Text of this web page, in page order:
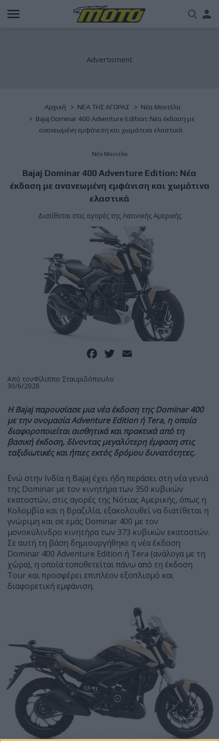
Παράκαμψη
προς
Breadcrumb
Αρχική NΕΑ ΤΗΣ ΑΓΟΡΑΣ
Νέα Μοντέλα
Bajaj Dominar 400 Adventure Edition: Νέα έκδοση με
ανανεωμένη εμφάνιση και χωμάτινα ελαστικά
Νέα Μοντέλα
Bajaj Dominar 400 Adventure Edition: Νέα
έκδοση με ανανεωμένη εμφάνιση και χωμάτινα
ελαστικά
Διατίθεται στις αγορές της Λατινικής Αμερικής
Facebook
Twitter
Από τονΦίλιππο Σταυριδόπουλο
30/6/2026
Η Bajaj παρουσίασε μια νέα έκδοση της Dominar 400
με την ονομασία Adventure Edition ή Tera, η οποία
διαφοροποιείται αισθητικά και πρακτικά από τη
βασική έκδοση, δίνοντας μεγαλύτερη έμφαση στις
ταξιδιωτικές και ήπιες εκτός δρόμου δυνατότητες.
Ενώ στην Ινδία η Bajaj έχει ήδη περάσει στη νέα γενιά
της Dominar με τον κινητήρα των 350 κυβικών
εκατοστών, στις αγορές της Νότιας Αμερικής, όπως η
Κολομβία και η Βραζιλία, εξακολουθεί να διατίθεται η
γνώριμη και σε εμάς Dominar 400 με τον
μονοκύλινδρο κινητήρα των 373 κυβικών εκατοστών.
Σε αυτή τη βάση δημιουργήθηκε η νέα έκδοση
Dominar 400 Adventure Edition ή Tera (ανάλογα με τη
χώρα), η οποία τοποθετείται πάνω από τη έκδοση
Tour και προσφέρει επιπλέον εξοπλισμό και
διαφορετική εμφάνιση.